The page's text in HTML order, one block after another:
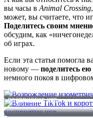
вы часы в Animal Crossing
может, вы считаете, что
Поделитесь своим
обсудим, как
об играх.
Если эта статья помогла
новому — поделитесь
немного покоя в
Возрождение
Влияние TikTok и
восприятие игр